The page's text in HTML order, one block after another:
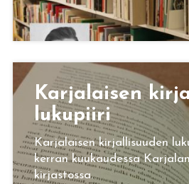
Kar­ja­lai­sen
lu­ku­pii­ri
Karjalaisen kirjallisuuden
kerran kuukaudessa
kirjastossa.